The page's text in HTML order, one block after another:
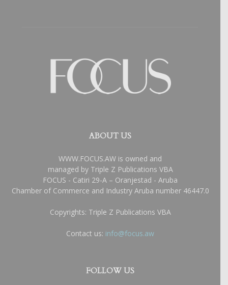
ABOUT US
WWW.FOCUS.AW is owned and
managed by Triple Z Publications VBA
FOCUS - Catiri 29-A – Oranjestad - Aruba
Chamber of Commerce and Industry Aruba number 46447.0
Copyrights: Triple Z Publications VBA
Contact us: info@focus.aw
FOLLOW US